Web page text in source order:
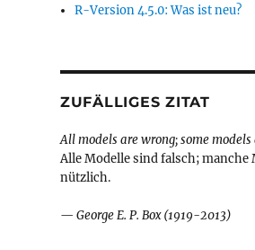
R-Version 4.5.0: Was ist neu?
ZUFÄLLIGES ZITAT
All models are wrong; some models
Alle Modelle sind falsch; manche
nützlich.
— George E. P. Box (1919-2013)